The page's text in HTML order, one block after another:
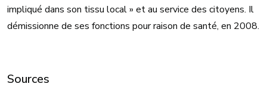
impliqué dans son tissu local » et au service des citoyens. Il
démissionne de ses fonctions pour raison de santé, en 2008.
Sources